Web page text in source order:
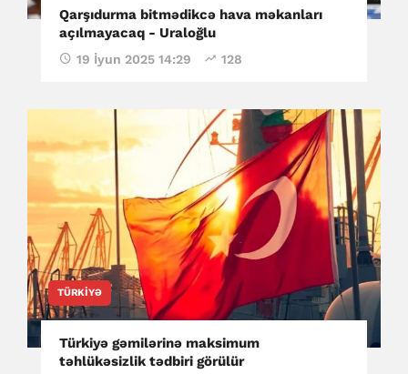
Qarşıdurma bitmədikcə hava məkanları
açılmayacaq - Uraloğlu
19 İyun 2025 14:29 128
TÜRKIYƏ
Türkiyə gəmilərinə maksimum
təhlükəsizlik tədbiri görülür